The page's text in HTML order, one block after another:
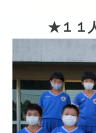
★１１